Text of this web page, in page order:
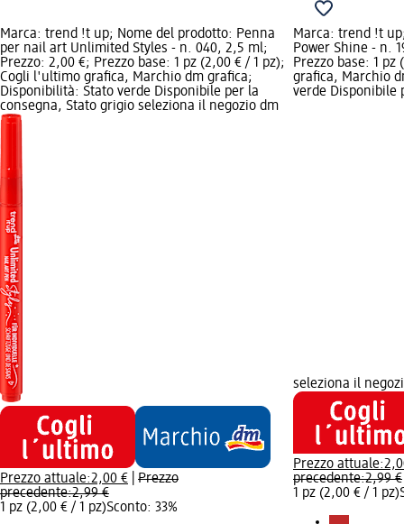
Marca: trend !t up; Nome del prodotto: Penna
per nail art Unlimited Styles - n. 040, 2,5 ml;
Prezzo: 2,00 €; Prezzo base: 1 pz (2,00 € / 1 pz);
Cogli l'ultimo grafica, Marchio dm grafica;
Disponibilità: Stato verde Disponibile per la
consegna, Stato grigio seleziona il negozio dm
Prezzo attuale:2,00 €
Prezzo
precedente:2,99 €
1 pz (2,00 € / 1 pz)Sconto: 33%
Marca: trend !t
Power Shine - n.
Prezzo base: 1
grafica, Marchio
verde Disponibile
seleziona il
Prezzo attuale:
precedente:2,99 €
1 pz (2,00 € / 1 pz)